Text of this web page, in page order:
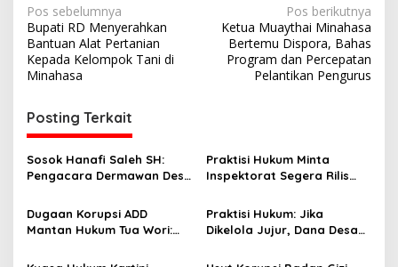
N
a
v
i
g
a
s
i
p
o
Pos sebelumnya
Bupati RD Menyerahkan
Bantuan Alat Pertanian
Kepada Kelompok Tani di
Minahasa
Pos berikutnya
Ketua Muaythai Minahasa
Bertemu Dispora, Bahas
Program dan Percepatan
Pelantikan Pengurus
Posting Terkait
Sosok Hanafi Saleh SH:
Pengacara Dermawan Desa
Menang 3 Perkara Sehari
Praktisi Hukum Minta
Inspektorat Segera Rilis
Wori 2025
Dugaan Korupsi ADD
Mantan Hukum Tua Wori:
Hasil Audit Inspektorat
Praktisi Hukum: Jika
Dikelola Jujur, Dana Desa
Kecil